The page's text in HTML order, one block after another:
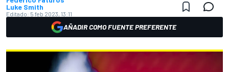
Luke Smith
Editado: 5 feb 2023, 13:11
AÑADIR COMO FUENTE PREFERENTE